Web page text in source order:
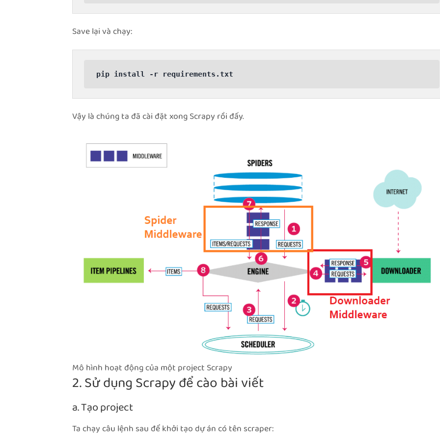
Save lại và chạy:
Vậy là chúng ta đã cài đặt xong Scrapy rồi đấy.
Mô hình hoạt động của một project Scrapy
2. Sử dụng Scrapy để cào bài viết
a. Tạo project
Ta chạy câu lệnh sau để khởi tạo dự án có tên scraper: